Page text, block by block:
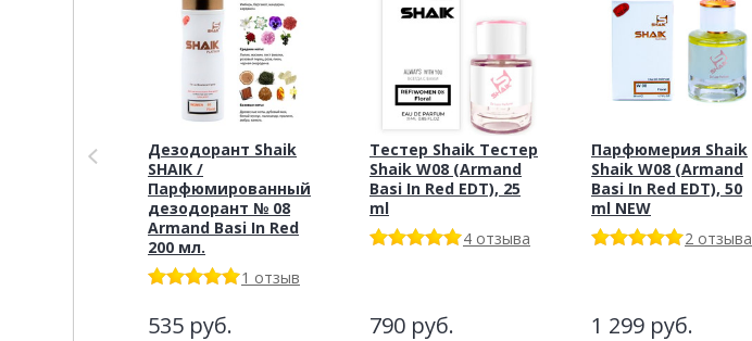
Дезодорант Shaik
SHAIK /
Парфюмированный
дезодорант № 08
Armand Basi In Red
200 мл.
1 отзыв
535 руб.
Тестер Shaik Тестер
Shaik W08 (Armand
Basi In Red EDT), 25
ml
4 отзыва
790 руб.
Парфюмерия Shaik
Shaik W08 (Armand
Basi In Red EDT), 50
ml NEW
2 отзыва
1 299 руб.